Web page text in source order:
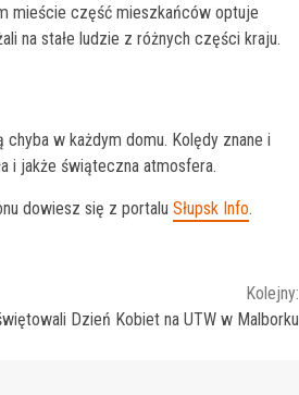
mieście część mieszkańców optuje
na stałe ludzie z różnych części kraju.
w każdym domu. Kolędy znane i
i jakże świąteczna atmosfera.
dowiesz się z portalu Słupsk Info.
Kolejny:
Dzień Kobiet na UTW w Malborku